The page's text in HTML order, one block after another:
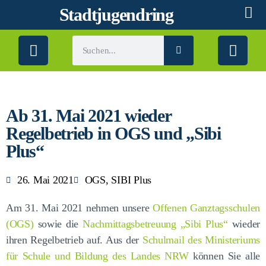
Stadtjugendring
Ab 31. Mai 2021 wieder
Regelbetrieb in OGS und „Sibi
Plus“
26. Mai 2021 OGS, SIBI Plus
Am 31. Mai 2021 nehmen unsereOffenen Ganztagsschulen
(OGS)sowie dieNachmittagsbetreuung „Sibi Plus“wieder
ihren Regelbetrieb auf. Aus der Schulmail des Ministeriums
für Schule und Bildung des Landes NRWkönnen Sie alle